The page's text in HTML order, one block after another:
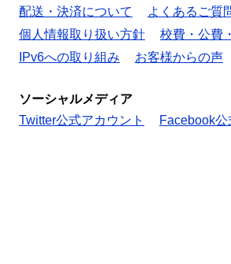
配送・決済について
よくあるご質
個人情報取り扱い方針
校費・公費
IPv6への取り組み
お客様からの声
ソーシャルメディア
Twitter公式アカウント
Facebook公